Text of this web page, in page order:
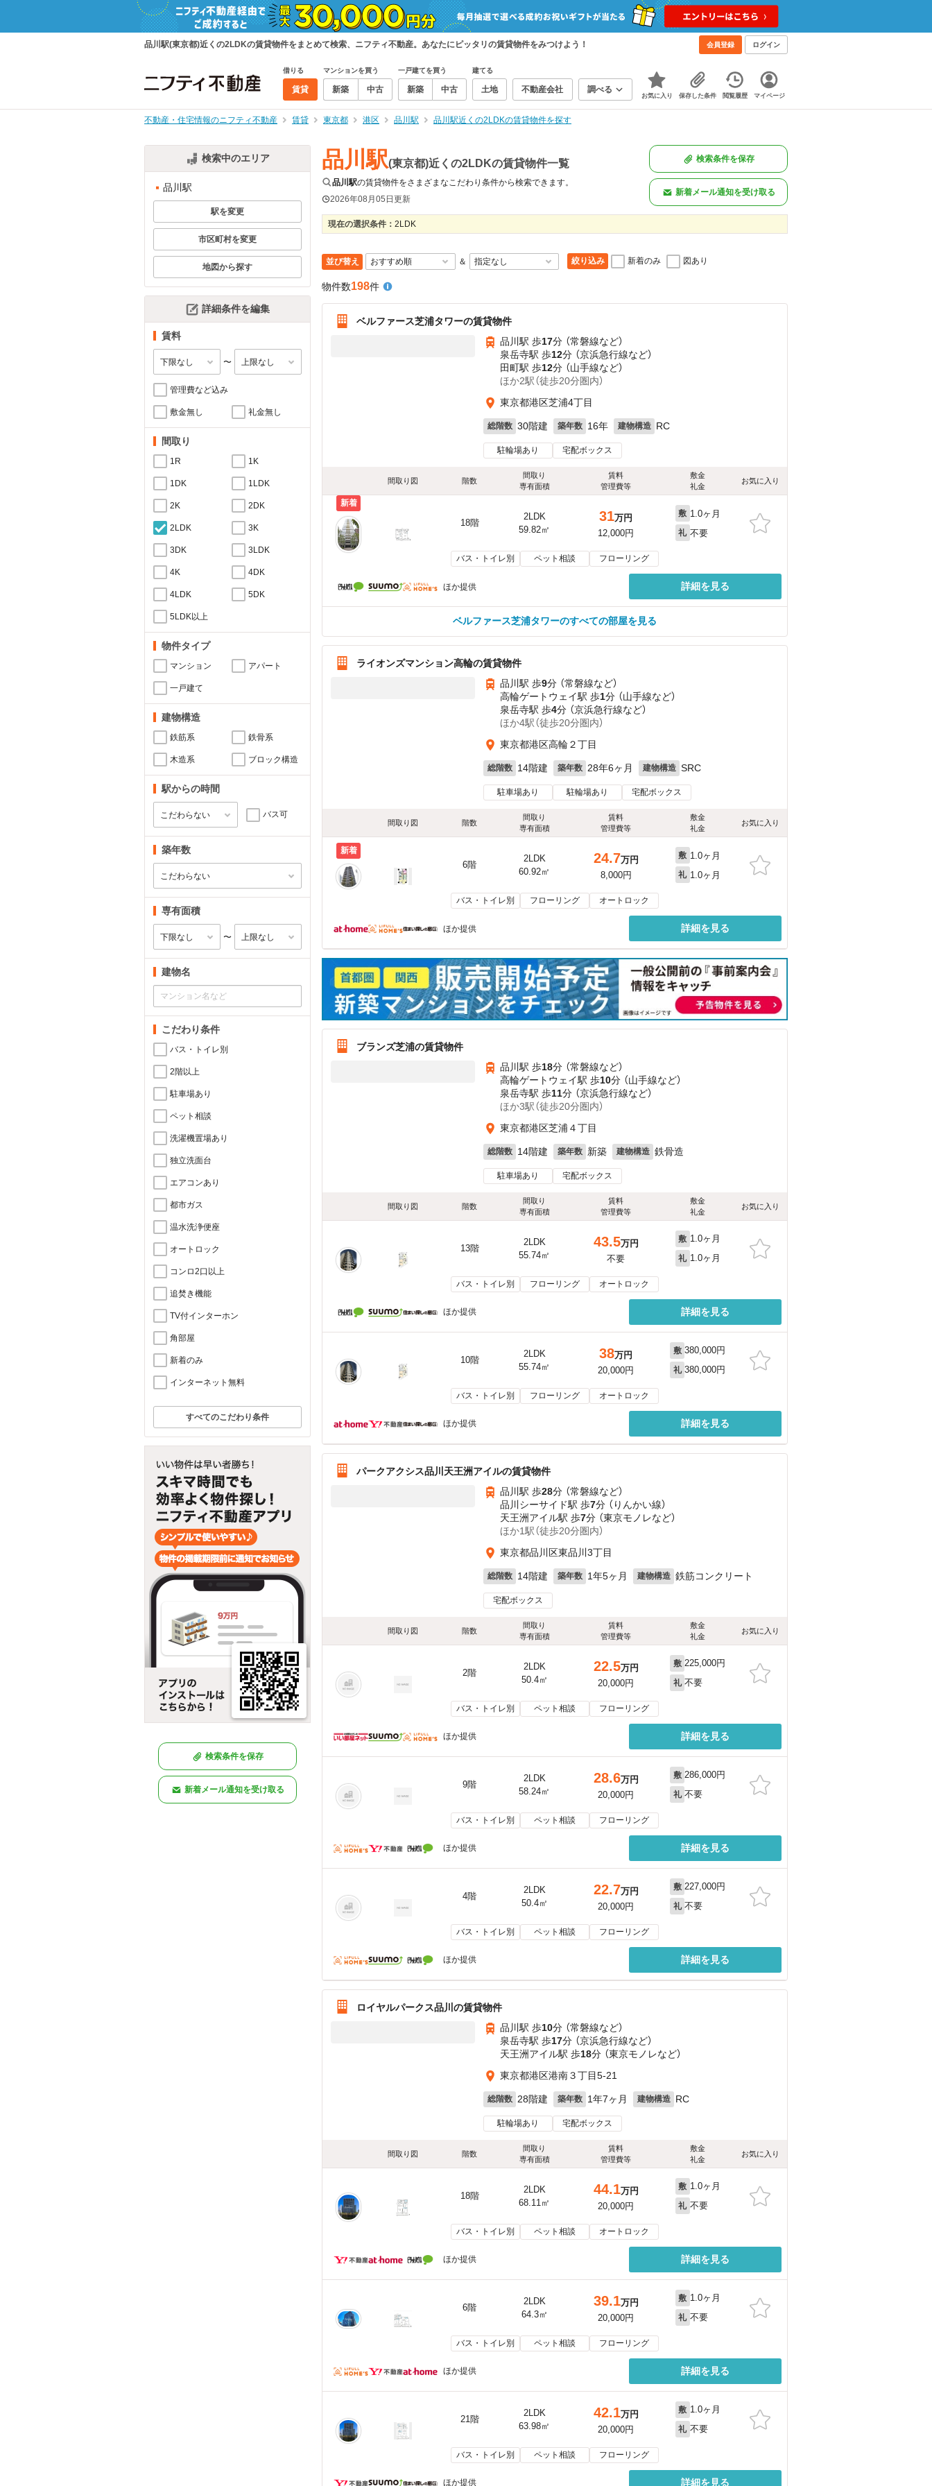
品川駅(東京都)近くの2LDKの賃貸物件をまとめて検索、ニフティ不動産。あなたにピッタリの賃貸物件をみつけよう！ 会員登録 ログイン
借りる
賃貸
マンションを買う
新築 中古
一戸建てを買う
新築 中古
建てる
土地 不動産会社 調べる
お気に入り 保存した条件 閲覧履歴 マイページ
不動産・住宅情報のニフティ不動産 賃貸 東京都 港区 品川駅 品川駅近くの2LDKの賃貸物件を探す
検索中のエリア
品川駅
駅を変更
市区町村を変更
地図から探す
詳細条件を編集
賃料
〜
管理費など込み
敷金無し 礼金無し
間取り
1R 1K
1DK 1LDK
2K 2DK
2LDK 3K
3DK 3LDK
4K 4DK
4LDK 5DK
5LDK以上
物件タイプ
マンション アパート
一戸建て
建物構造
鉄筋系 鉄骨系
木造系 ブロック構造
駅からの時間
バス可
築年数
専有面積
〜
建物名
こだわり条件
バス・トイレ別
2階以上
駐車場あり
ペット相談
洗濯機置場あり
独立洗面台
エアコンあり
都市ガス
温水洗浄便座
オートロック
コンロ2口以上
追焚き機能
TV付インターホン
角部屋
新着のみ
インターネット無料
すべてのこだわり条件
検索条件を保存
新着メール通知を受け取る
品川駅(東京都)近くの2LDKの賃貸物件一覧
品川駅の賃貸物件をさまざまなこだわり条件から検索できます。
2026年08月05日更新
検索条件を保存
新着メール通知を受け取る
現在の選択条件： 2LDK
並び替え ＆ 絞り込み 新着のみ 図あり
物件数198件
ベルファース芝浦タワーの賃貸物件
品川駅 歩17分 （常磐線など）
泉岳寺駅 歩12分 （京浜急行線など）
田町駅 歩12分 （山手線など）
ほか2駅（徒歩20分圏内）
東京都港区芝浦4丁目
総階数 30階建 築年数 16年 建物構造 RC
駐輪場あり 宅配ボックス
間取り図 階数
間取り
専有面積
賃料
管理費等
敷金
礼金
お気に入り
新着
18階
2LDK
59.82㎡
31万円
12,000円
敷 1.0ヶ月
礼 不要
バス・トイレ別 ペット相談 フローリング
ほか提供 詳細を見る
ベルファース芝浦タワーのすべての部屋を見る
ライオンズマンション高輪の賃貸物件
品川駅 歩9分 （常磐線など）
高輪ゲートウェイ駅 歩1分 （山手線など）
泉岳寺駅 歩4分 （京浜急行線など）
ほか4駅（徒歩20分圏内）
東京都港区高輪２丁目
総階数 14階建 築年数 28年6ヶ月 建物構造 SRC
駐車場あり 駐輪場あり 宅配ボックス
間取り図 階数
間取り
専有面積
賃料
管理費等
敷金
礼金
お気に入り
新着
6階
2LDK
60.92㎡
24.7万円
8,000円
敷 1.0ヶ月
礼 1.0ヶ月
バス・トイレ別 フローリング オートロック
ほか提供 詳細を見る
ブランズ芝浦の賃貸物件
品川駅 歩18分 （常磐線など）
高輪ゲートウェイ駅 歩10分 （山手線など）
泉岳寺駅 歩11分 （京浜急行線など）
ほか3駅（徒歩20分圏内）
東京都港区芝浦４丁目
総階数 14階建 築年数 新築 建物構造 鉄骨造
駐車場あり 宅配ボックス
間取り図 階数
間取り
専有面積
賃料
管理費等
敷金
礼金
お気に入り
13階
2LDK
55.74㎡
43.5万円
不要
敷 1.0ヶ月
礼 1.0ヶ月
バス・トイレ別 フローリング オートロック
ほか提供 詳細を見る
10階
2LDK
55.74㎡
38万円
20,000円
敷 380,000円
礼 380,000円
バス・トイレ別 フローリング オートロック
ほか提供 詳細を見る
パークアクシス品川天王洲アイルの賃貸物件
品川駅 歩28分 （常磐線など）
品川シーサイド駅 歩7分 （りんかい線）
天王洲アイル駅 歩7分 （東京モノレなど）
ほか1駅（徒歩20分圏内）
東京都品川区東品川3丁目
総階数 14階建 築年数 1年5ヶ月 建物構造 鉄筋コンクリート
宅配ボックス
間取り図 階数
間取り
専有面積
賃料
管理費等
敷金
礼金
お気に入り
2階
2LDK
50.4㎡
22.5万円
20,000円
敷 225,000円
礼 不要
バス・トイレ別 ペット相談 フローリング
ほか提供 詳細を見る
9階
2LDK
58.24㎡
28.6万円
20,000円
敷 286,000円
礼 不要
バス・トイレ別 ペット相談 フローリング
ほか提供 詳細を見る
4階
2LDK
50.4㎡
22.7万円
20,000円
敷 227,000円
礼 不要
バス・トイレ別 ペット相談 フローリング
ほか提供 詳細を見る
ロイヤルパークス品川の賃貸物件
品川駅 歩10分 （常磐線など）
泉岳寺駅 歩17分 （京浜急行線など）
天王洲アイル駅 歩18分 （東京モノレなど）
東京都港区港南３丁目5-21
総階数 28階建 築年数 1年7ヶ月 建物構造 RC
駐輪場あり 宅配ボックス
間取り図 階数
間取り
専有面積
賃料
管理費等
敷金
礼金
お気に入り
18階
2LDK
68.11㎡
44.1万円
20,000円
敷 1.0ヶ月
礼 不要
バス・トイレ別 ペット相談 オートロック
ほか提供 詳細を見る
6階
2LDK
64.3㎡
39.1万円
20,000円
敷 1.0ヶ月
礼 不要
バス・トイレ別 ペット相談 フローリング
ほか提供 詳細を見る
21階
2LDK
63.98㎡
42.1万円
20,000円
敷 1.0ヶ月
礼 不要
バス・トイレ別 ペット相談 フローリング
ほか提供 詳細を見る